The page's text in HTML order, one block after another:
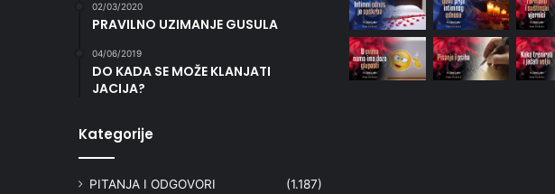
02/03/2020
PRAVILNO UZIMANJE GUSULA
04/06/2019
DO KADA SE MOŽE KLANJATI
JACIJA?
Kategorije
PITANJA I ODGOVORI (1.187)